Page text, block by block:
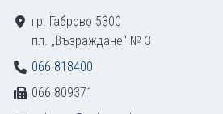
гр. Габрово 5300
пл. „Възраждане“ № 3
066 818400
066 809371